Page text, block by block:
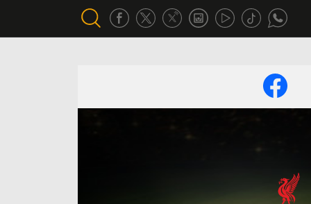
Gamers